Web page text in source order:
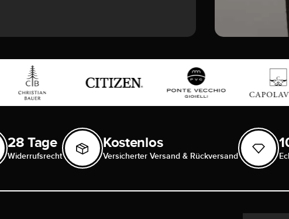
28 Tage
Widerrufsrecht
Kostenlos
Versicherter Versand & Rückversand